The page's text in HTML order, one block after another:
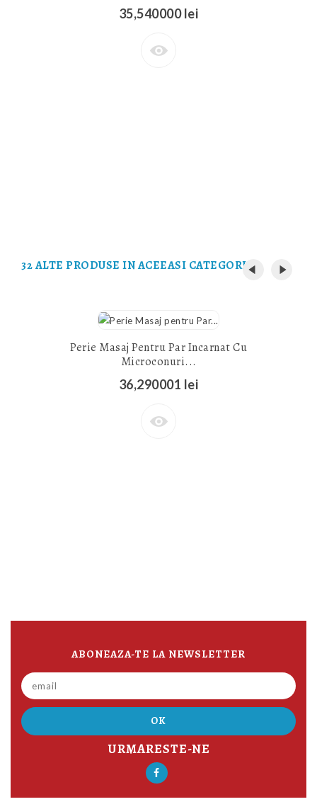
35,540000 lei
32 ALTE PRODUSE IN ACEEASI CATEGORIE:
Perie Masaj Pentru Par Incarnat Cu
Microconuri...
36,290001 lei
ABONEAZA-TE LA NEWSLETTER
URMARESTE-NE